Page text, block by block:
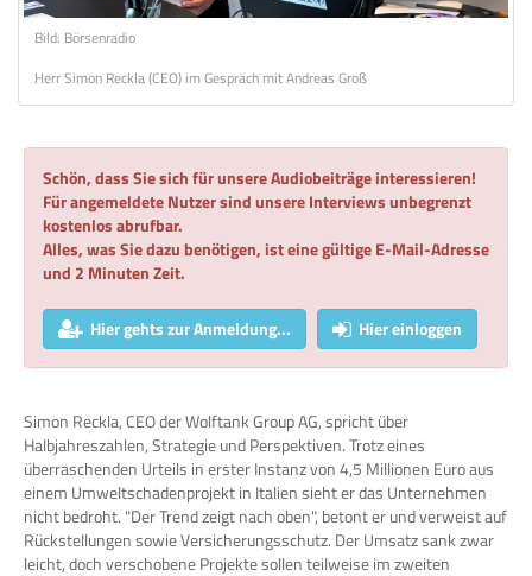
Bild: Börsenradio
Herr Simon Reckla (CEO) im Gespräch mit Andreas Groß
Schön, dass Sie sich für unsere Audiobeiträge interessieren!
Für angemeldete Nutzer sind unsere Interviews unbegrenzt
kostenlos abrufbar.
Alles, was Sie dazu benötigen, ist eine gültige E-Mail-Adresse
und 2 Minuten Zeit.
Hier gehts zur Anmeldung... Hier einloggen
Simon Reckla, CEO der Wolftank Group AG, spricht über
Halbjahreszahlen, Strategie und Perspektiven. Trotz eines
überraschenden Urteils in erster Instanz von 4,5 Millionen Euro aus
einem Umweltschadenprojekt in Italien sieht er das Unternehmen
nicht bedroht. "Der Trend zeigt nach oben", betont er und verweist auf
Rückstellungen sowie Versicherungsschutz. Der Umsatz sank zwar
leicht, doch verschobene Projekte sollen teilweise im zweiten